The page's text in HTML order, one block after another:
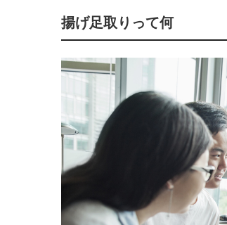
揚げ足取りって何